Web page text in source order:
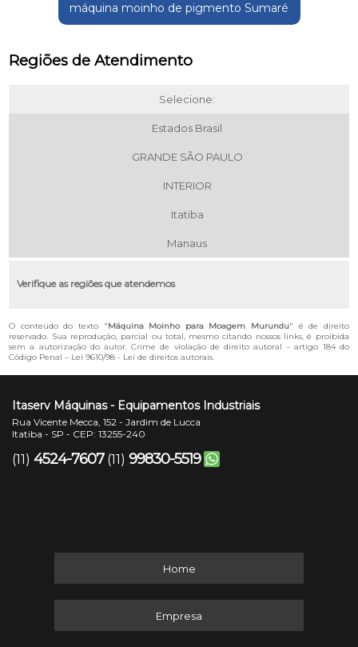
máquina moinho de pigmento Sumaré
Regiões de Atendimento
Selecione:
Estados Brasil
GRANDE SÃO PAULO
INTERIOR
Itatiba
Manaus
Verifique as regiões que atendemos
O conteúdo do texto "Máquina Moinho para Moagem Murundu" é de direito
reservado. Sua reprodução, parcial ou total, mesmo citando nossos links, é proibida
sem a autorização do autor. Crime de violação de direito autoral – artigo 184 do
Código Penal – Lei 9610/98 - Lei de direitos autorais.
Itaserv Máquinas - Equipamentos Industriais
Rua Vicente Mecca, 152 - Jardim de Lucca
Itatiba - SP - CEP: 13255-240
(11) 4524-7607 (11) 99830-5519
Home
Empresa